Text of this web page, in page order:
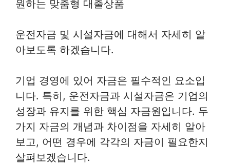
원하는 맞춤형 대출상품
운전자금 및 시설자금에 대해서 자세히 알
아보도록 하겠습니다.
기업 경영에 있어 자금은 필수적인 요소입
니다. 특히, 운전자금과 시설자금은 기업의
성장과 유지를 위한 핵심 자금원입니다. 두
가지 자금의 개념과 차이점을 자세히 알아
보고, 어떤 경우에 각각의 자금이 필요한지
살펴보겠습니다.